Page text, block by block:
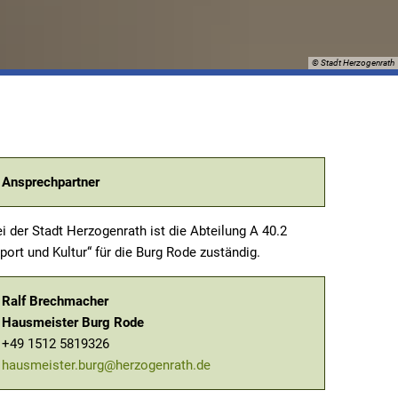
© Stadt Herzogenrath
Ansprechpartner
der Stadt Herzogenrath ist die Abteilung A 40.2
und Kultur“ für die Burg Rode zuständig.
Ralf Brechmacher
Hausmeister Burg Rode
+49 1512 5819326
hausmeister.burg@herzogenrath.de